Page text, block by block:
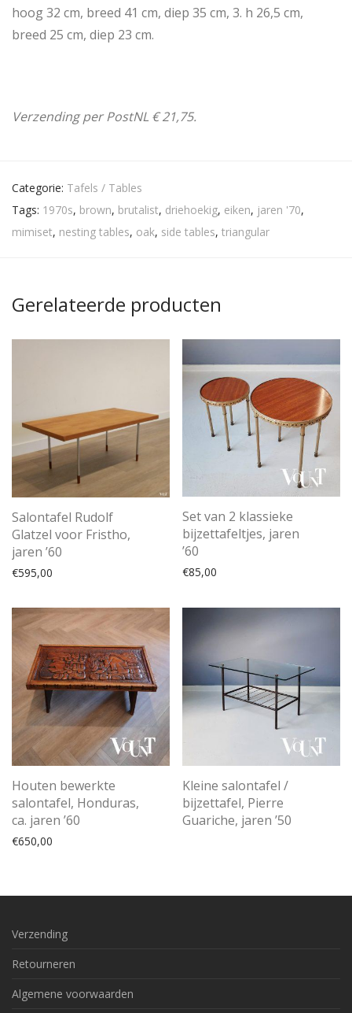
hoog 32 cm, breed 41 cm, diep 35 cm, 3. h 26,5 cm,
breed 25 cm, diep 23 cm.
Verzending per PostNL € 21,75.
Categorie: Tafels / Tables
Tags: 1970s, brown, brutalist, driehoekig, eiken, jaren '70,
mimiset, nesting tables, oak, side tables, triangular
Gerelateerde producten
Salontafel Rudolf
Glatzel voor Fristho,
jaren ’60
€595,00
Set van 2 klassieke
bijzettafeltjes, jaren
’60
€85,00
Houten bewerkte
salontafel, Honduras,
ca. jaren ’60
€650,00
Kleine salontafel /
bijzettafel, Pierre
Guariche, jaren ’50
Verzending
Retourneren
Algemene voorwaarden